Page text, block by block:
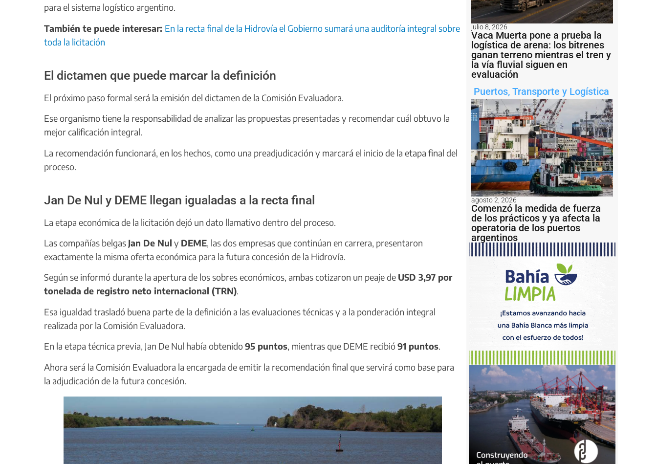
para el sistema logístico argentino.
También te puede interesar: En la recta final de la Hidrovía el Gobierno sumará una auditoría integral sobre
toda la licitación
El dictamen que puede marcar la definición
El próximo paso formal será la emisión del dictamen de la Comisión Evaluadora.
Ese organismo tiene la responsabilidad de analizar las propuestas presentadas y recomendar cuál obtuvo la
mejor calificación integral.
La recomendación funcionará, en los hechos, como una preadjudicación y marcará el inicio de la etapa final del
proceso.
Jan De Nul y DEME llegan igualadas a la recta final
La etapa económica de la licitación dejó un dato llamativo dentro del proceso.
Las compañías belgas Jan De Nul y DEME, las dos empresas que continúan en carrera, presentaron
exactamente la misma oferta económica para la futura concesión de la Hidrovía.
Según se informó durante la apertura de los sobres económicos, ambas cotizaron un peaje de USD 3,97 por
tonelada de registro neto internacional (TRN).
Esa igualdad trasladó buena parte de la definición a las evaluaciones técnicas y a la ponderación integral
realizada por la Comisión Evaluadora.
En la etapa técnica previa, Jan De Nul había obtenido 95 puntos, mientras que DEME recibió 91 puntos.
Ahora será la Comisión Evaluadora la encargada de emitir la recomendación final que servirá como base para
la adjudicación de la futura concesión.
julio 8, 2026
Vaca Muerta pone a prueba la
logística de arena: los bitrenes
ganan terreno mientras el tren y
la vía fluvial siguen en
evaluación
Puertos, Transporte y Logística
agosto 2, 2026
Comenzó la medida de fuerza
de los prácticos y ya afecta la
operatoria de los puertos
argentinos